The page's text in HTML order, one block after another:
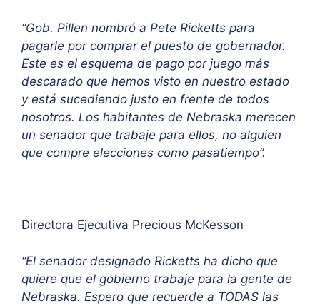
“Gob. Pillen nombró a Pete Ricketts para
pagarle por comprar el puesto de gobernador.
Este es el esquema de pago por juego más
descarado que hemos visto en nuestro estado
y está sucediendo justo en frente de todos
nosotros. Los habitantes de Nebraska merecen
un senador que trabaje para ellos, no alguien
que compre elecciones como pasatiempo”.
Directora Ejecutiva Precious McKesson
“El senador designado Ricketts ha dicho que
quiere que el gobierno trabaje para la gente de
Nebraska. Espero que recuerde a TODAS las